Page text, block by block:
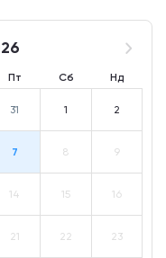
Пт Сб Нд
31 1 2
7 8 9
14 15 16
21 22 23